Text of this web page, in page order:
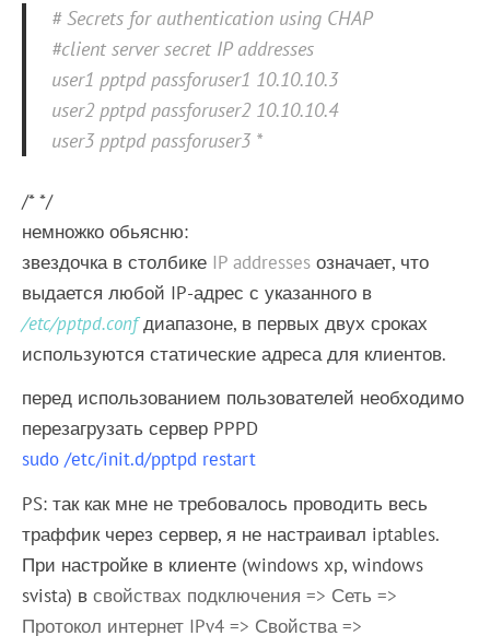
# Secrets for authentication using CHAP
#client server secret IP addresses
user1 pptpd passforuser1 10.10.10.3
user2 pptpd passforuser2 10.10.10.4
user3 pptpd passforuser3 *
/* */
немножко обьясню:
звездочка в столбике IP addressesозначает, что
выдается любой IP-адрес с указанного в
/etc/pptpd.confдиапазоне, в первых двух сроках
используются статические адреса для клиентов.
перед использованием пользователей необходимо
перезагрузать сервер PPPD
sudo /etc/init.d/pptpd restart
PS: так как мне не требовалось проводить весь
траффик через сервер, я не настраивал iptables.
При настройке в клиенте (windows xp, windows
svista) всвойствах подключения => Сеть =>
Протокол интернет IPv4 => Свойства =>